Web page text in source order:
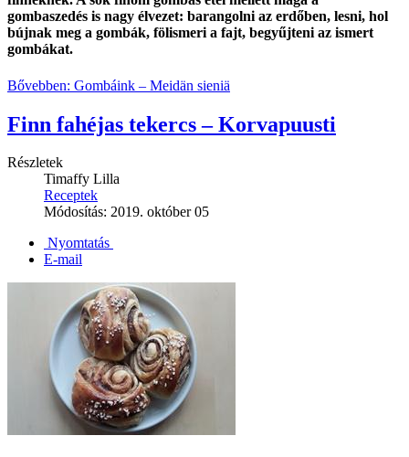
gombaszedés is nagy élvezet: barangolni az erdőben, lesni, hol
bújnak meg a gombák, fölismeri a fajt, begyűjteni az ismert
gombákat.
Bővebben: Gombáink – Meidän sieniä
Finn fahéjas tekercs – Korvapuusti
Részletek
Timaffy Lilla
Receptek
Módosítás: 2019. október 05
Nyomtatás
E-mail